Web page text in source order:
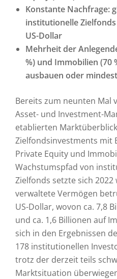
Konstante Nachfrage:
institutionelle
US-Dollar
Mehrheit der
%) und Immobilien (70
ausbauen oder
Bereits zum neunten Mal
Asset- und Investment-
etablierten
Zielfondsinvestments mit
Private Equity und
Wachstumspfad von
Zielfonds setzte sich
verwaltete Vermögen
US-Dollar, wovon ca. 7,8
und ca. 1,6 Billionen auf
sich in den Ergebnissen
178 institutionellen
trotz der derzeit teils
Marktsituation